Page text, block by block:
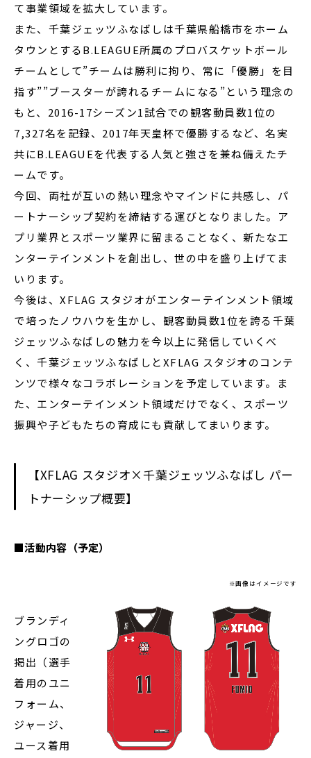
て事業領域を拡大しています。
また、千葉ジェッツふなばしは千葉県船橋市をホーム
タウンとするB.LEAGUE所属のプロバスケットボール
チームとして”チームは勝利に拘り、常に「優勝」を目
指す””ブースターが誇れるチームになる”という理念の
もと、2016-17シーズン1試合での観客動員数1位の
7,327名を記録、2017年天皇杯で優勝するなど、名実
共にB.LEAGUEを代表する人気と強さを兼ね備えたチ
ームです。
今回、両社が互いの熱い理念やマインドに共感し、パ
ートナーシップ契約を締結する運びとなりました。ア
プリ業界とスポーツ業界に留まることなく、新たなエ
ンターテインメントを創出し、世の中を盛り上げてま
いります。
今後は、XFLAG スタジオがエンターテインメント領域
で培ったノウハウを生かし、観客動員数1位を誇る千葉
ジェッツふなばしの魅力を今以上に発信していくべ
く、千葉ジェッツふなばしとXFLAG スタジオのコンテ
ンツで様々なコラボレーションを予定しています。ま
た、エンターテインメント領域だけでなく、スポーツ
振興や子どもたちの育成にも貢献してまいります。
【XFLAG スタジオ×千葉ジェッツふなばし パー
トナーシップ概要】
■活動内容（予定）
※画像はイメージです
ブランディ
ングロゴの
掲出（選手
着用のユニ
フォーム、
ジャージ、
ユース着用